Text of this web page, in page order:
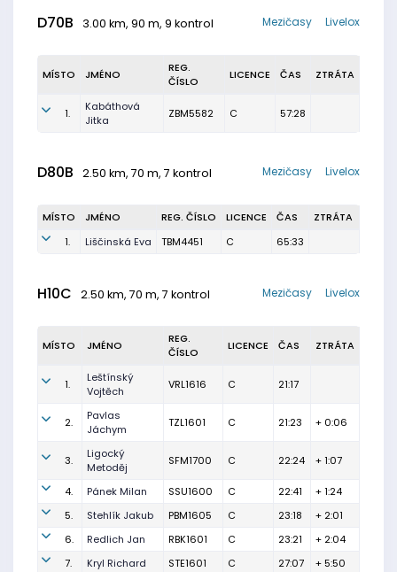
D70B 3.00 km, 90 m, 9 kontrol Livelox
Mezičasy
MÍSTO JMÉNO
REG.
ČÍSLO
LICENCE ČAS ZTRÁTA
1.
Kabáthová
Jitka
ZBM5582 C 57:28
D80B 2.50 km, 70 m, 7 kontrol Livelox
Mezičasy
MÍSTO JMÉNO REG. ČÍSLO LICENCE ČAS
ZTRÁTA
1.
Liščinská Eva TBM4451 C 65:33
H10C 2.50 km, 70 m, 7 kontrol Livelox
Mezičasy
MÍSTO JMÉNO
REG.
ČÍSLO
LICENCE ČAS ZTRÁTA
1.
Leštínský
Vojtěch
VRL1616 C 21:17
2.
Pavlas
Jáchym
TZL1601 C 21:23 + 0:06
3.
Ligocký
Metoděj
SFM1700 C 22:24 + 1:07
4. Pánek Milan SSU1600 C 22:41
+ 1:24
5.
Stehlík Jakub PBM1605 C 23:18
+ 2:01
6.
Redlich Jan RBK1601 C 23:21
+ 2:04
7.
Kryl Richard STE1601 C 27:07 + 5:50